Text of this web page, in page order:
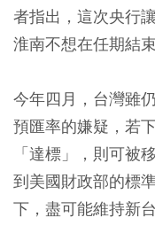
者指出，這次央行
淮南不想在任期結
今年四月，台灣雖
預匯率的嫌疑，若
「達標」，則可被
到美國財政部的標
下，盡可能維持新